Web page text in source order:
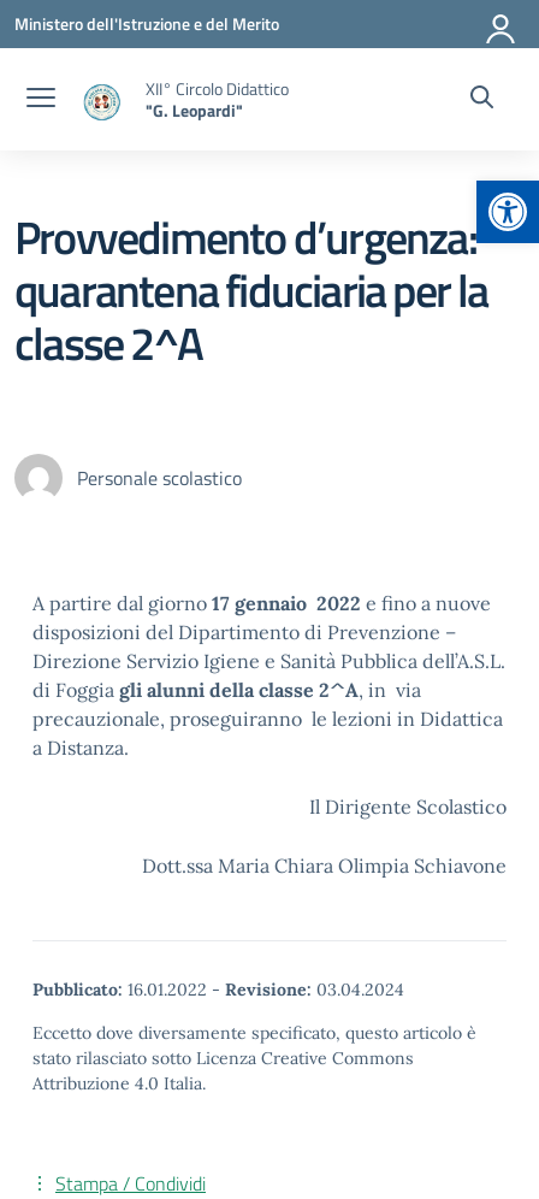
Vai ai contenuti
Vai al menu di navigazione
Vai al footer
Ministero dell'Istruzione e del Merito
XII° Circolo Didattico
"G. Leopardi"
Provvedimento d’urgenza:
quarantena fiduciaria per la
classe 2^A
Personale scolastico
A partire dal giorno 17 gennaio 2022 e fino a nuove
disposizioni del Dipartimento di Prevenzione –
Direzione Servizio Igiene e Sanità Pubblica dell’A.S.L.
di Foggia gli alunni della classe 2^A, in via
precauzionale, proseguiranno le lezioni in Didattica
a Distanza.
Il Dirigente Scolastico
Dott.ssa Maria Chiara Olimpia Schiavone
Pubblicato: 16.01.2022 - Revisione: 03.04.2024
Eccetto dove diversamente specificato, questo articolo è
stato rilasciato sotto Licenza Creative Commons
Attribuzione 4.0 Italia.
Stampa / Condividi